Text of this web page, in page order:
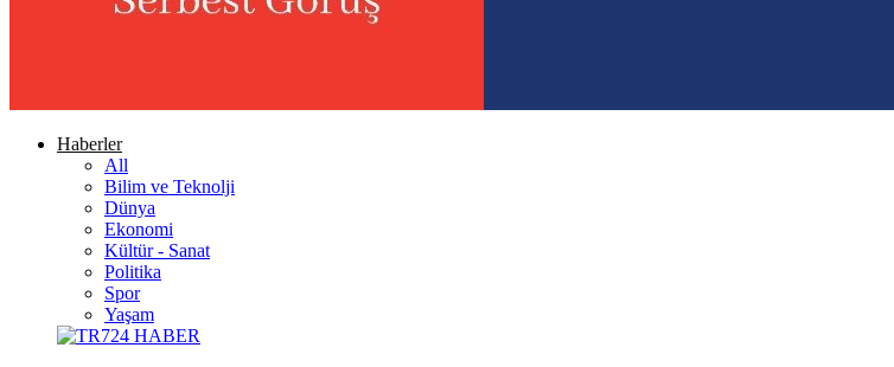
Haberler
All
Bilim ve Teknolji
Dünya
Ekonomi
Kültür - Sanat
Politika
Spor
Yaşam